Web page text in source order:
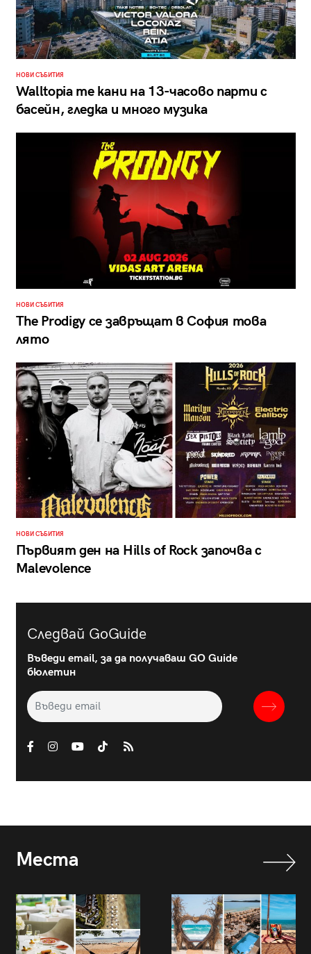
НОВИ СЪБИТИЯ
Walltopia те кани на 13-часово парти с
басейн, гледка и много музика
НОВИ СЪБИТИЯ
The Prodigy се завръщат в София това
лято
НОВИ СЪБИТИЯ
Първият ден на Hills of Rock започва с
Malevolence
Следвай GoGuide
Въведи email, за да получаваш GO Guide
бюлетин
Места